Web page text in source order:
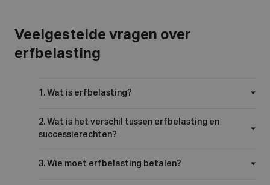
Veelgestelde vragen over
erfbelasting
1. Wat is erfbelasting?
2. Wat is het verschil tussen erfbelasting en
successierechten?
3. Wie moet erfbelasting betalen?